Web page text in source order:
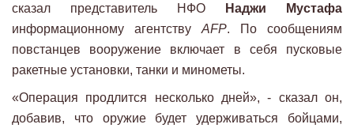
сказал представитель НФО
Наджи Мустафа
информационному агентству AFP. По сообщениям
повстанцев вооружение включает в себя пусковые
ракетные установки, танки и минометы.
«Операция продлится несколько дней», - сказал он,
добавив, что оружие будет удерживаться бойцами,